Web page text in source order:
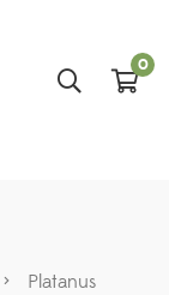
0
>
Platanus